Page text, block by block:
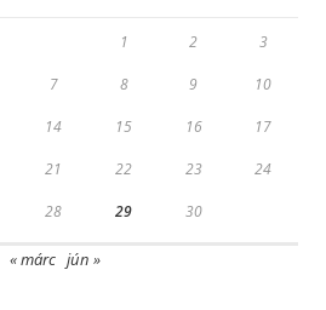
1 2 3
7 8 9 10
14 15 16 17
21 22 23 24
28 29 30
« márc jún »